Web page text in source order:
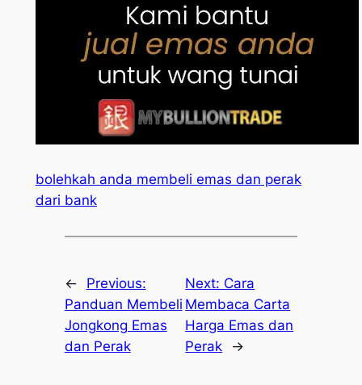
bolehkah anda membeli emas dan perak
dari bank
←
Previous:
Panduan Membeli
Jongkong Emas
dan Perak
Next: Cara
Membaca Carta
Harga Emas dan
Perak
→